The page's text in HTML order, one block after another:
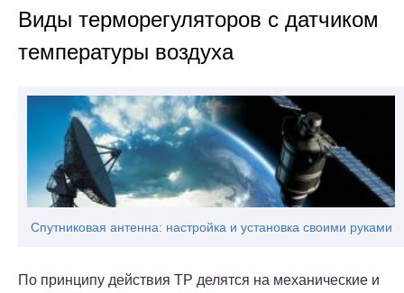
Виды терморегуляторов с датчиком
температуры воздуха
Спутниковая антенна: настройка и установка своими руками
По принципу действия ТР делятся на механические и